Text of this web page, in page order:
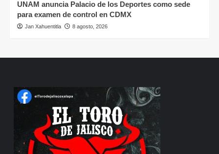
UNAM anuncia Palacio de los Deportes como sede
para examen de control en CDMX
Jan Xahuentitla 8 agosto, 2026